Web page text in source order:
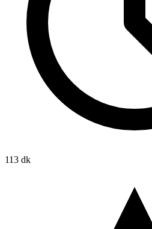
113 dk